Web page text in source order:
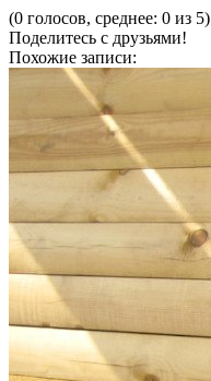
(0 голосов, среднее: 0 из 5)
Поделитесь с друзьями!
Похожие записи: